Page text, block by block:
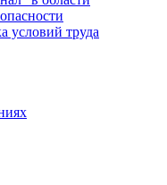
условий труда